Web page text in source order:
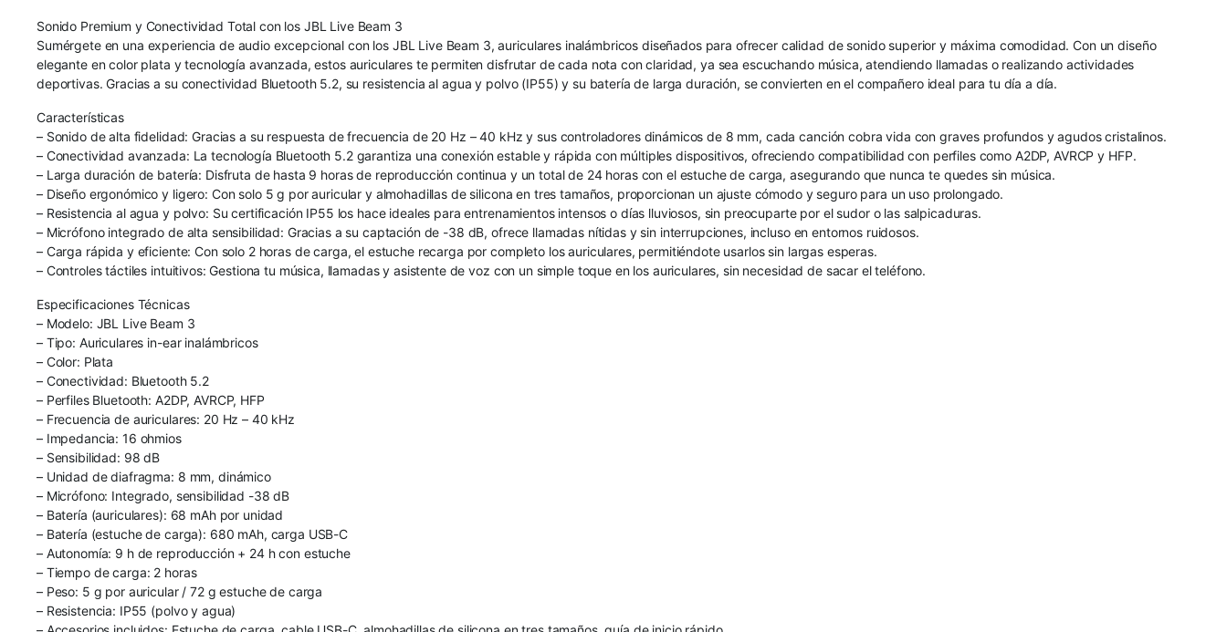
Sonido Premium y Conectividad Total con los JBL Live Beam 3
Sumérgete en una experiencia de audio excepcional con los JBL Live Beam 3, auriculares inalámbricos diseñados para ofrecer calidad de sonido superior y máxima comodidad. Con un diseño
elegante en color plata y tecnología avanzada, estos auriculares te permiten disfrutar de cada nota con claridad, ya sea escuchando música, atendiendo llamadas o realizando actividades
deportivas. Gracias a su conectividad Bluetooth 5.2, su resistencia al agua y polvo (IP55) y su batería de larga duración, se convierten en el compañero ideal para tu día a día.
Características
– Sonido de alta fidelidad: Gracias a su respuesta de frecuencia de 20 Hz – 40 kHz y sus controladores dinámicos de 8 mm, cada canción cobra vida con graves profundos y agudos cristalinos.
– Conectividad avanzada: La tecnología Bluetooth 5.2 garantiza una conexión estable y rápida con múltiples dispositivos, ofreciendo compatibilidad con perfiles como A2DP, AVRCP y HFP.
– Larga duración de batería: Disfruta de hasta 9 horas de reproducción continua y un total de 24 horas con el estuche de carga, asegurando que nunca te quedes sin música.
– Diseño ergonómico y ligero: Con solo 5 g por auricular y almohadillas de silicona en tres tamaños, proporcionan un ajuste cómodo y seguro para un uso prolongado.
– Resistencia al agua y polvo: Su certificación IP55 los hace ideales para entrenamientos intensos o días lluviosos, sin preocuparte por el sudor o las salpicaduras.
– Micrófono integrado de alta sensibilidad: Gracias a su captación de -38 dB, ofrece llamadas nítidas y sin interrupciones, incluso en entornos ruidosos.
– Carga rápida y eficiente: Con solo 2 horas de carga, el estuche recarga por completo los auriculares, permitiéndote usarlos sin largas esperas.
– Controles táctiles intuitivos: Gestiona tu música, llamadas y asistente de voz con un simple toque en los auriculares, sin necesidad de sacar el teléfono.
Especificaciones Técnicas
– Modelo: JBL Live Beam 3
– Tipo: Auriculares in-ear inalámbricos
– Color: Plata
– Conectividad: Bluetooth 5.2
– Perfiles Bluetooth: A2DP, AVRCP, HFP
– Frecuencia de auriculares: 20 Hz – 40 kHz
– Impedancia: 16 ohmios
– Sensibilidad: 98 dB
– Unidad de diafragma: 8 mm, dinámico
– Micrófono: Integrado, sensibilidad -38 dB
– Batería (auriculares): 68 mAh por unidad
– Batería (estuche de carga): 680 mAh, carga USB-C
– Autonomía: 9 h de reproducción + 24 h con estuche
– Tiempo de carga: 2 horas
– Peso: 5 g por auricular / 72 g estuche de carga
– Resistencia: IP55 (polvo y agua)